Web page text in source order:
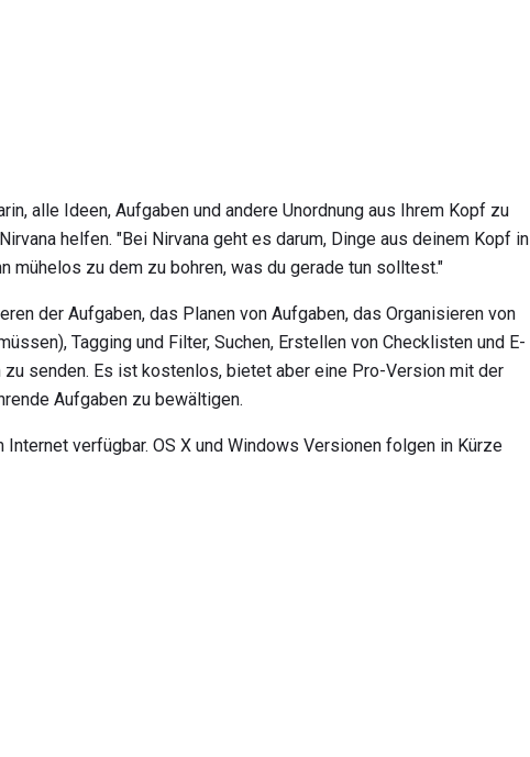
alle Ideen, Aufgaben und andere Unordnung aus Ihrem Kopf zu
helfen. "Bei Nirvana geht es darum, Dinge aus deinem Kopf in
mühelos zu dem zu bohren, was du gerade tun solltest."
der Aufgaben, das Planen von Aufgaben, das Organisieren von
Tagging und Filter, Suchen, Erstellen von Checklisten und E-
senden. Es ist kostenlos, bietet aber eine Pro-Version mit der
Aufgaben zu bewältigen.
verfügbar. OS X und Windows Versionen folgen in Kürze